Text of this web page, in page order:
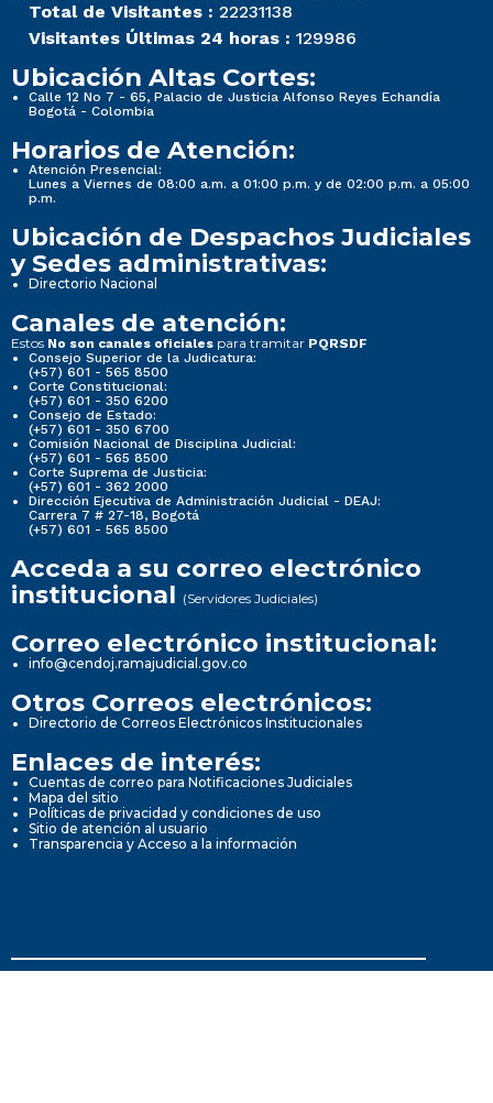
Total de Visitantes : 22231138
Visitantes Últimas 24 horas : 129986
Ubicación Altas Cortes:
Calle 12 No 7 - 65, Palacio de Justicia Alfonso Reyes Echandía
Bogotá - Colombia
Horarios de Atención:
Atención Presencial:
Lunes a Viernes de 08:00 a.m. a 01:00 p.m. y de 02:00 p.m. a 05:00
p.m.
Ubicación de Despachos Judiciales
y Sedes administrativas:
Directorio Nacional
Canales de atención:
Estos No son canales oficiales para tramitar PQRSDF
Consejo Superior de la Judicatura:
(+57) 601 - 565 8500
Corte Constitucional:
(+57) 601 - 350 6200
Consejo de Estado:
(+57) 601 - 350 6700
Comisión Nacional de Disciplina Judicial:
(+57) 601 - 565 8500
Corte Suprema de Justicia:
(+57) 601 - 362 2000
Dirección Ejecutiva de Administración Judicial - DEAJ:
Carrera 7 # 27-18, Bogotá
(+57) 601 - 565 8500
Acceda a su correo electrónico
institucional (Servidores Judiciales)
Correo electrónico institucional:
info@cendoj.ramajudicial.gov.co
Otros Correos electrónicos:
Directorio de Correos Electrónicos Institucionales
Enlaces de interés:
Cuentas de correo para Notificaciones Judiciales
Mapa del sitio
Políticas de privacidad y condiciones de uso
Sitio de atención al usuario
Transparencia y Acceso a la información